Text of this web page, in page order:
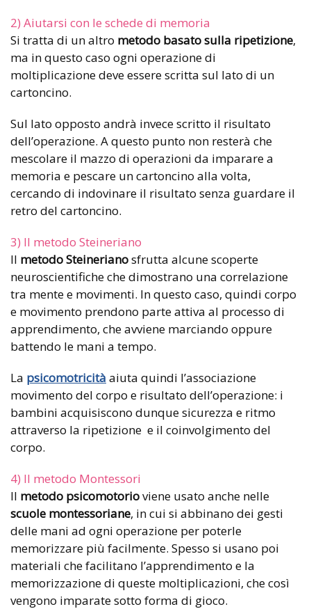
2) Aiutarsi con le schede di memoria
Si tratta di un altro metodo basato sulla ripetizione,
ma in questo caso ogni operazione di
moltiplicazione deve essere scritta sul lato di un
cartoncino.
Sul lato opposto andrà invece scritto il risultato
dell’operazione. A questo punto non resterà che
mescolare il mazzo di operazioni da imparare a
memoria e pescare un cartoncino alla volta,
cercando di indovinare il risultato senza guardare il
retro del cartoncino.
3) Il metodo Steineriano
Il metodo Steinerianosfrutta alcune scoperte
neuroscientifiche che dimostrano una correlazione
tra mente e movimenti. In questo caso, quindi corpo
e movimento prendono parte attiva al processo di
apprendimento, che avviene marciando oppure
battendo le mani a tempo.
La psicomotricità aiuta quindi l’associazione
movimento del corpo e risultato dell’operazione: i
bambini acquisiscono dunque sicurezza e ritmo
attraverso la ripetizione e il coinvolgimento del
corpo.
4) Il metodo Montessori
Il metodo psicomotorioviene usato anche nelle
scuole montessoriane, in cui si abbinano dei gesti
delle mani ad ogni operazione per poterle
memorizzare più facilmente. Spesso si usano poi
materiali che facilitano l’apprendimento e la
memorizzazione di queste moltiplicazioni, che così
vengono imparate sotto forma di gioco.